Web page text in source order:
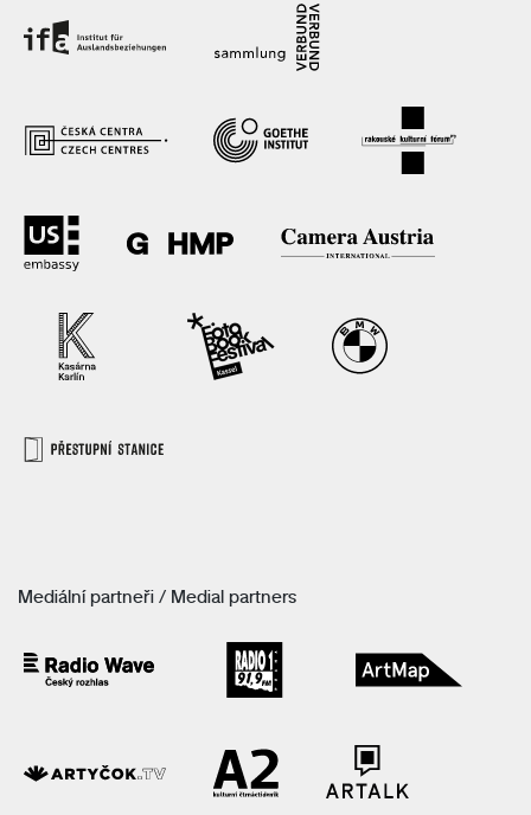
Mediální partneři / Medial partners